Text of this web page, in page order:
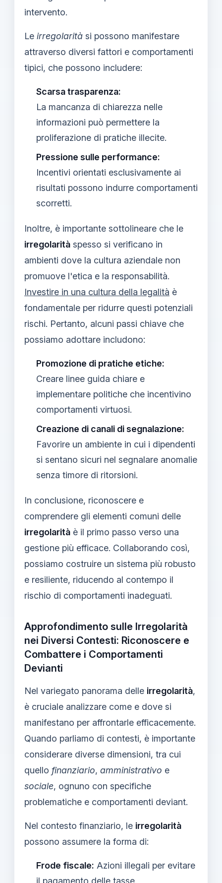
intervento.
Le irregolarità si possono manifestare
attraverso diversi fattori e comportamenti
tipici, che possono includere:
Scarsa trasparenza:
La mancanza di chiarezza nelle
informazioni può permettere la
proliferazione di pratiche illecite.
Pressione sulle performance:
Incentivi orientati esclusivamente ai
risultati possono indurre comportamenti
scorretti.
Inoltre, è importante sottolineare che le
irregolarità spesso si verificano in
ambienti dove la cultura aziendale non
promuove l'etica e la responsabilità.
Investire in una cultura della legalità è
fondamentale per ridurre questi potenziali
rischi. Pertanto, alcuni passi chiave che
possiamo adottare includono:
Promozione di pratiche etiche:
Creare linee guida chiare e
implementare politiche che incentivino
comportamenti virtuosi.
Creazione di canali di segnalazione:
Favorire un ambiente in cui i dipendenti
si sentano sicuri nel segnalare anomalie
senza timore di ritorsioni.
In conclusione, riconoscere e
comprendere gli elementi comuni delle
irregolarità è il primo passo verso una
gestione più efficace. Collaborando così,
possiamo costruire un sistema più robusto
e resiliente, riducendo al contempo il
rischio di comportamenti inadeguati.
Approfondimento sulle Irregolarità
nei Diversi Contesti: Riconoscere e
Combattere i Comportamenti
Devianti
Nel variegato panorama delle irregolarità,
è cruciale analizzare come e dove si
manifestano per affrontarle efficacemente.
Quando parliamo di contesti, è importante
considerare diverse dimensioni, tra cui
quello finanziario, amministrativo e
sociale, ognuno con specifiche
problematiche e comportamenti deviant.
Nel contesto finanziario, le irregolarità
possono assumere la forma di:
Frode fiscale: Azioni illegali per evitare
il pagamento delle tasse.